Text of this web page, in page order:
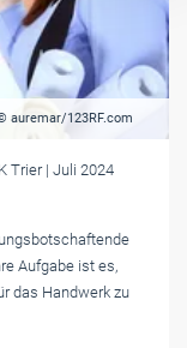
auremar/123RF.com
Trier| Juli 2024
Aufgabe ist es,
das Handwerk zu